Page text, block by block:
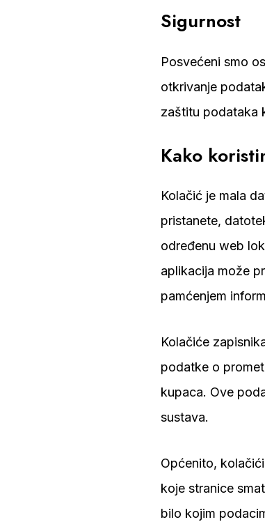
Sigurnost
Posvećeni smo
otkrivanje
zaštitu podataka
Kako
Kolačić je mala
pristanete,
određenu web
aplikacija može
pamćenjem
Kolačiće
podatke o
kupaca. Ove
sustava.
Općenito,
koje stranice
bilo kojim